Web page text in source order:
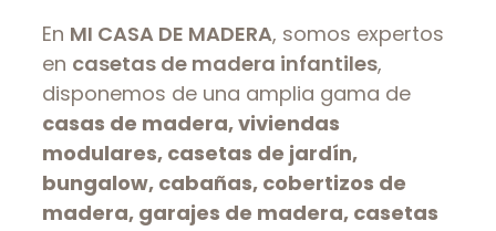
En MI CASA DE MADERA, somos expertos
en casetas de madera infantiles,
disponemos de una amplia gama de
casas de madera, viviendas
modulares, casetas de jardín,
bungalow, cabañas, cobertizos de
madera, garajes de madera, casetas